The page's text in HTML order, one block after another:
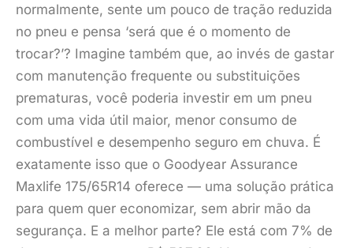
normalmente, sente um pouco de tração reduzida
no pneu e pensa ‘será que é o momento de
trocar?’? Imagine também que, ao invés de gastar
com manutenção frequente ou substituições
prematuras, você poderia investir em um pneu
com uma vida útil maior, menor consumo de
combustível e desempenho seguro em chuva. É
exatamente isso que o Goodyear Assurance
Maxlife 175/65R14 oferece — uma solução prática
para quem quer economizar, sem abrir mão da
segurança. E a melhor parte? Ele está com 7% de